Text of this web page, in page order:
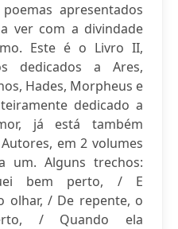
apresentados
ver com a divindade
Este é o Livro II,
dedicados a Ares,
Hades, Morpheus e
dedicado a
já está também
em 2 volumes
um. Alguns trechos:
bem perto, / E
olhar, / De repente, o
/ Quando ela